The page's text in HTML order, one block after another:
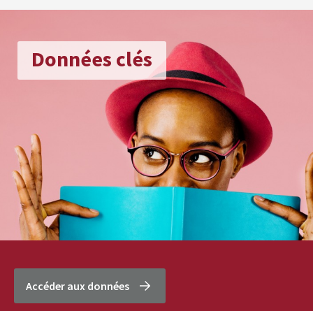
Données clés
Accéder aux données